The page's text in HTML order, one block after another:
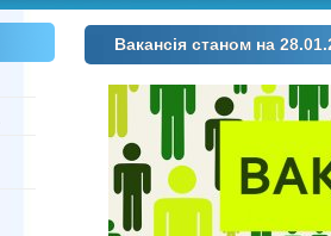
Вакансія станом на